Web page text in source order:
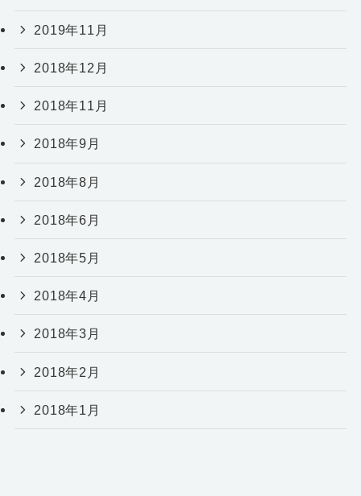
2019年11月
2018年12月
2018年11月
2018年9月
2018年8月
2018年6月
2018年5月
2018年4月
2018年3月
2018年2月
2018年1月